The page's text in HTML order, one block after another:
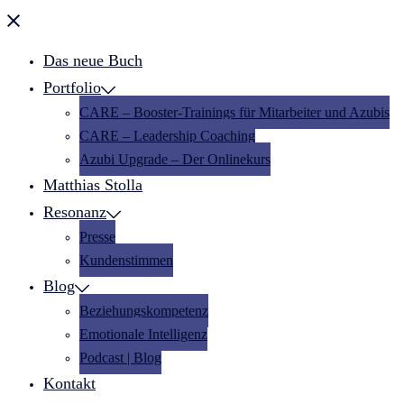
Menü
Das neue Buch
Portfolio
CARE – Booster-Trainings für Mitarbeiter und Azubis
CARE – Leadership Coaching
Azubi Upgrade – Der Onlinekurs
Matthias Stolla
Resonanz
Presse
Kundenstimmen
Blog
Beziehungskompetenz
Emotionale Intelligenz
Podcast | Blog
Kontakt